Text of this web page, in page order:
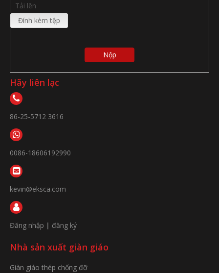
Tải lên
Đính kèm tệp
Nộp
Hãy liên lạc
86-25-5712 3616
0086-18606192990
kevin@eksca.com
Đăng nhập | đăng ký
Nhà sản xuất giàn giáo
Giàn giáo thép chống đỡ